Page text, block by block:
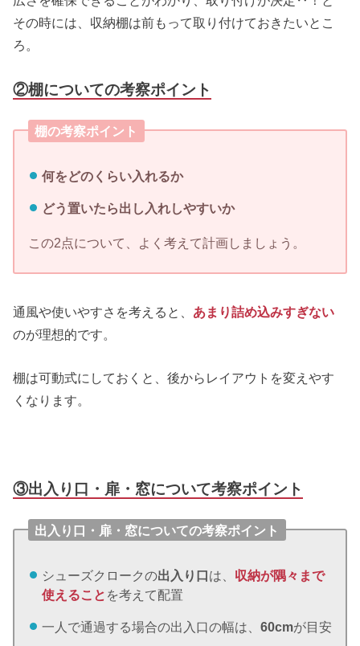
その時には、収納棚は前もって取り付けておきたいとこ
ろ。
②棚についての考察ポイント
棚の考察ポイント
何をどのくらい入れるか
どう置いたら出し入れしやすいか
この2点について、よく考えて計画しましょう。
通風や使いやすさを考えると、 あまり詰め込みすぎない
のが理想的です。
棚は可動式にしておくと、後からレイアウトを変えやす
くなります。
③出入り口・扉・窓について考察ポイント
出入り口・扉・窓についての考察ポイント
シューズクロークの出入り口は、 収納が隅々まで
使えること を考えて配置
一人で通過する場合の出入口の幅は、 60cmが目安